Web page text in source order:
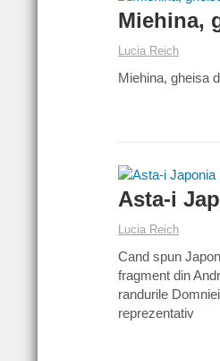
Miehina,
Lucia Reich
Miehina, gheisa
Asta-i
Lucia Reich
Cand spun
fragment din
randurile
reprezentativ